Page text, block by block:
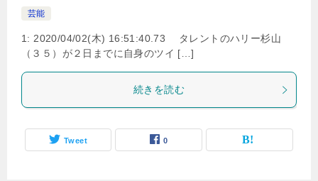
芸能
1: 2020/04/02(木) 16:51:40.73 タレントのハリー杉山
（３５）が２日までに自身のツイ […]
続きを読む
Tweet 0